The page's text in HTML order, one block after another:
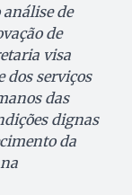
de
de
visa
dos serviços
das
dignas
da